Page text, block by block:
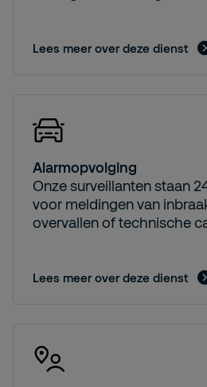
Lees meer over deze dienst
Alarmopvolging
Onze surveillanten staan
voor meldingen van
overvallen of technische
Lees meer over deze dienst